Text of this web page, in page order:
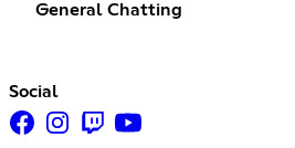
General Chatting
Social